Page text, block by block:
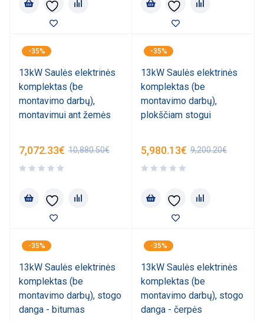
-35%
13kW Saulės elektrinės
komplektas (be
montavimo darbų),
montavimui ant žemės
10,880.50€
7,072.33€
-35%
13kW Saulės elektrinės
komplektas (be
montavimo darbų),
plokščiam stogui
9,200.20€
5,980.13€
-35%
13kW Saulės elektrinės
komplektas (be
montavimo darbų), stogo
danga - bitumas
-35%
13kW Saulės elektrinės
komplektas (be
montavimo darbų), stogo
danga - čerpės